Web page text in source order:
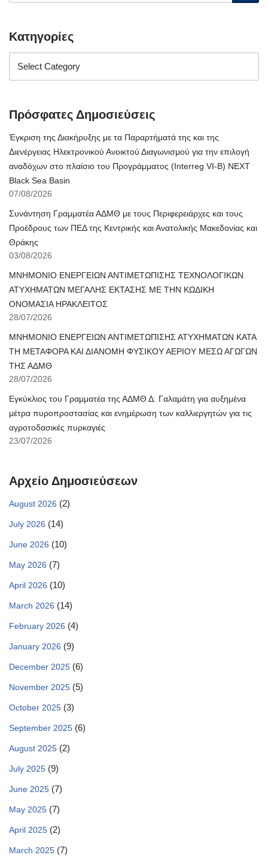
Κατηγορίες
Πρόσφατες Δημοσιεύσεις
Έγκριση της Διακήρυξης με τα Παραρτήματά της και της
Διενέργειας Ηλεκτρονικού Ανοικτού Διαγωνισμού για την επιλογή
αναδόχων στο πλαίσιο του Προγράμματος (Interreg VI-B) NEXT
Black Sea Basin
07/08/2026
Συνάντηση Γραμματέα ΑΔΜΘ με τους Περιφερειάρχες και τους
Προέδρους των ΠΕΔ της Κεντρικής και Ανατολικής Μακεδονίας και
Θράκης
03/08/2026
ΜΝΗΜΟΝΙΟ ΕΝΕΡΓΕΙΩΝ ΑΝΤΙΜΕΤΩΠΙΣΗΣ ΤΕΧΝΟΛΟΓΙΚΩΝ
ΑΤΥΧΗΜΑΤΩΝ ΜΕΓΑΛΗΣ ΕΚΤΑΣΗΣ ΜΕ ΤΗΝ ΚΩΔΙΚΗ
ΟΝΟΜΑΣΙΑ ΗΡΑΚΛΕΙΤΟΣ
28/07/2026
ΜΝΗΜΟΝΙΟ ΕΝΕΡΓΕΙΩΝ ΑΝΤΙΜΕΤΩΠΙΣΗΣ ΑΤΥΧΗΜΑΤΩΝ ΚΑΤΑ
ΤΗ ΜΕΤΑΦΟΡΑ ΚΑΙ ΔΙΑΝΟΜΗ ΦΥΣΙΚΟΥ ΑΕΡΙΟΥ ΜΕΣΩ ΑΓΩΓΩΝ
ΤΗΣ ΑΔΜΘ
28/07/2026
Εγκύκλιος του Γραμματέα της ΑΔΜΘ Δ. Γαλαμάτη για αυξημένα
μέτρα πυροπροστασίας και ενημέρωση των καλλιεργητών για τις
αγροτοδασικές πυρκαγιές
23/07/2026
Αρχείο Δημοσιεύσεων
August 2026 (2)
July 2026 (14)
June 2026 (10)
May 2026 (7)
April 2026 (10)
March 2026 (14)
February 2026 (4)
January 2026 (9)
December 2025 (6)
November 2025 (5)
October 2025 (3)
September 2025 (6)
August 2025 (2)
July 2025 (9)
June 2025 (7)
May 2025 (7)
April 2025 (2)
March 2025 (7)